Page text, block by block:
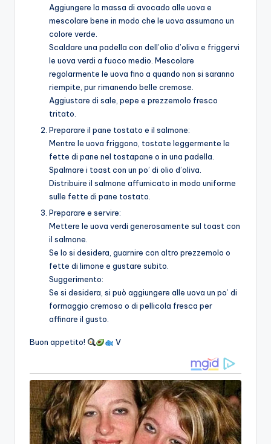
Aggiungere la massa di avocado alle uova e
mescolare bene in modo che le uova assumano un
colore verde.
Scaldare una padella con dell’olio d’oliva e friggervi
le uova verdi a fuoco medio. Mescolare
regolarmente le uova fino a quando non si saranno
riempite, pur rimanendo belle cremose.
Aggiustare di sale, pepe e prezzemolo fresco
tritato.
Preparare il pane tostato e il salmone:
Mentre le uova friggono, tostate leggermente le
fette di pane nel tostapane o in una padella.
Spalmare i toast con un po’ di olio d’oliva.
Distribuire il salmone affumicato in modo uniforme
sulle fette di pane tostato.
Preparare e servire:
Mettere le uova verdi generosamente sul toast con
il salmone.
Se lo si desidera, guarnire con altro prezzemolo o
fette di limone e gustare subito.
Suggerimento:
Se si desidera, si può aggiungere alle uova un po’ di
formaggio cremoso o di pellicola fresca per
affinare il gusto.
Buon appetito! V